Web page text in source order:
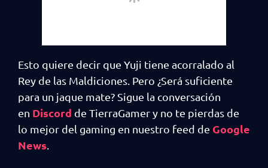
Esto quiere decir que Yuji tiene acorralado al
Rey de las Maldiciones. Pero ¿Será suficiente
para un jaque mate? Sigue la conversación
en Discord de TierraGamer y no te pierdas de
lo mejor del gaming en nuestro feed de Google
News